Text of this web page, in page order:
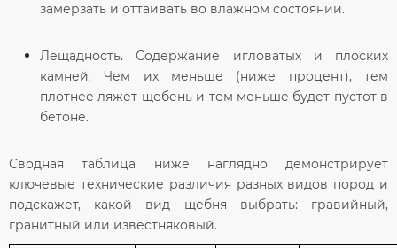
замерзать и оттаивать во влажном состоянии.
Лещадность. Содержание игловатых и плоских
камней. Чем их меньше (ниже процент), тем
плотнее ляжет щебень и тем меньше будет пустот в
бетоне.
Сводная таблица ниже наглядно демонстрирует
ключевые технические различия разных видов пород и
подскажет, какой вид щебня выбрать: гравийный,
гранитный или известняковый.